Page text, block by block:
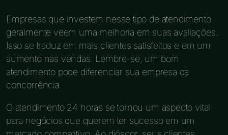
Empresas que investem nesse tipo de atendimento
geralmente veem uma melhoria em suas avaliações.
Isso se traduz em mais clientes satisfeitos e em um
aumento nas vendas. Lembre-se, um bom
atendimento pode diferenciar sua empresa da
concorrência.
O atendimento 24 horas se tornou um aspecto vital
para negócios que querem ter sucesso em um